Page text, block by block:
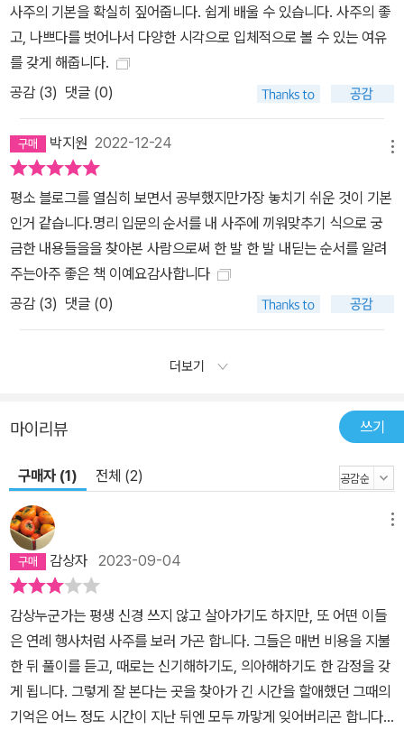
사주의 기본을 확실히 짚어줍니다. 쉽게 배울 수 있습니다. 사주의 좋
고, 나쁘다를 벗어나서 다양한 시각으로 입체적으로 볼 수 있는 여유
를 갖게 해줍니다.
공감 (3) 댓글 (0)
박지원 2022-12-24
평소 블로그를 열심히 보면서 공부했지만가장 놓치기 쉬운 것이 기본
인거 같습니다.명리 입문의 순서를 내 사주에 끼워맞추기 식으로 궁
금한 내용들을을 찾아본 사람으로써 한 발 한 발 내딛는 순서를 알려
주는아주 좋은 책 이예요감사합니다
공감 (3) 댓글 (0)
더보기
마이리뷰 쓰기
구매자 (1) 전체 (2)
감상자 2023-09-04
감상누군가는 평생 신경 쓰지 않고 살아가기도 하지만, 또 어떤 이들
은 연례 행사처럼 사주를 보러 가곤 합니다. 그들은 매번 비용을 지불
한 뒤 풀이를 듣고, 때로는 신기해하기도, 의아해하기도 한 감정을 갖
게 됩니다. 그렇게 잘 본다는 곳을 찾아가 긴 시간을 할애했던 그때의
기억은 어느 정도 시간이 지난 뒤엔 모두 까맣게 잊어버리곤 합니다.​